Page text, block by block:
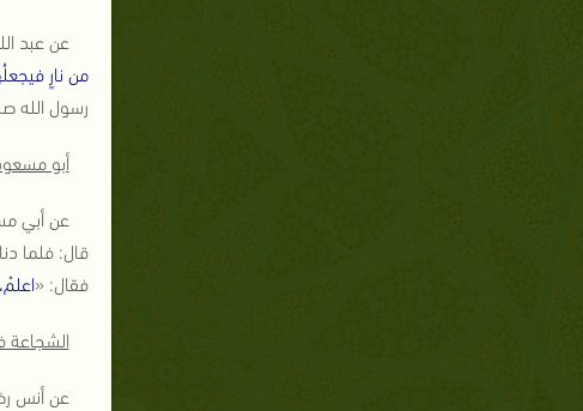
عن عبد
من نارٍ
رسول الله
أبو
عن أبي
قال: فلما
فقال: «
الشجاعة
عن أنس